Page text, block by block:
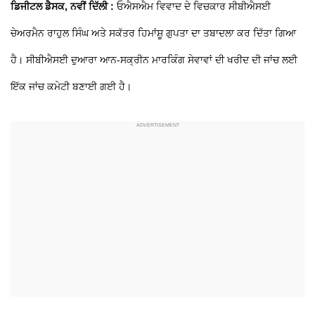
ਡਿਜੀਟਲ ਡੈਸਕ, ਨਵੀਂ ਦਿੱਲੀ : ਓਐਸਐਮ ਵਿਵਾਦ ਦੇ ਵਿਚਕਾਰ ਸੀਬੀਐਸਈ
ਚੇਅਰਮੈਨ ਰਾਹੁਲ ਸਿੰਘ ਅਤੇ ਸਕੱਤਰ ਹਿਮਾਂਸ਼ੂ ਗੁਪਤਾ ਦਾ ਤਬਾਦਲਾ ਕਰ ਦਿੱਤਾ ਗਿਆ
ਹੈ। ਸੀਬੀਐਸਈ ਦੁਆਰਾ ਆਨ-ਸਕ੍ਰੀਨ ਮਾਰਕਿੰਗ ਸੇਵਾਵਾਂ ਦੀ ਖਰੀਦ ਦੀ ਜਾਂਚ ਲਈ
ਇੱਕ ਜਾਂਚ ਕਮੇਟੀ ਬਣਾਈ ਗਈ ਹੈ।